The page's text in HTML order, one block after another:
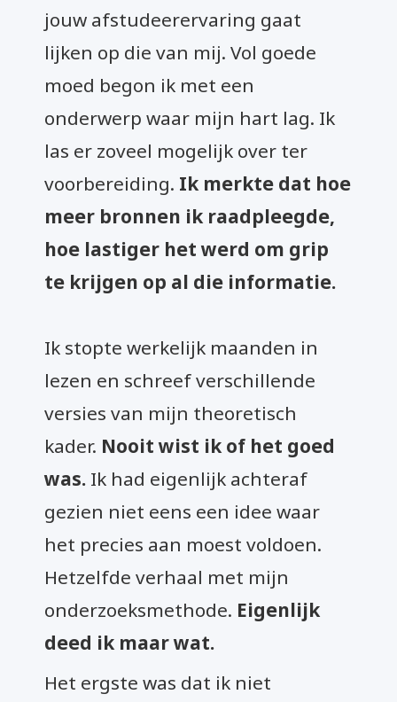
jouw afstudeerervaring gaat
lijken op die van mij. Vol goede
moed begon ik met een
onderwerp waar mijn hart lag. Ik
las er zoveel mogelijk over ter
voorbereiding. Ik merkte dat hoe
meer bronnen ik raadpleegde,
hoe lastiger het werd om grip
te krijgen op al die informatie.
Ik stopte werkelijk maanden in
lezen en schreef verschillende
versies van mijn theoretisch
kader. Nooit wist ik of het goed
was. Ik had eigenlijk achteraf
gezien niet eens een idee waar
het precies aan moest voldoen.
Hetzelfde verhaal met mijn
onderzoeksmethode. Eigenlijk
deed ik maar wat.
Het ergste was dat ik niet